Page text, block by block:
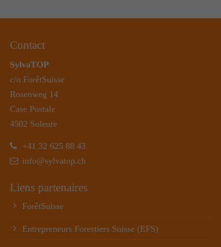
Contact
SylvaTOP
c/o ForêtSuisse
Rosenweg 14
Case Postale
4502 Soleure
+41 32 625 88 43
info@sylvatop.ch
Liens partenaires
ForêtSuisse
Entrepreneurs Forestiers Suisse (EFS)